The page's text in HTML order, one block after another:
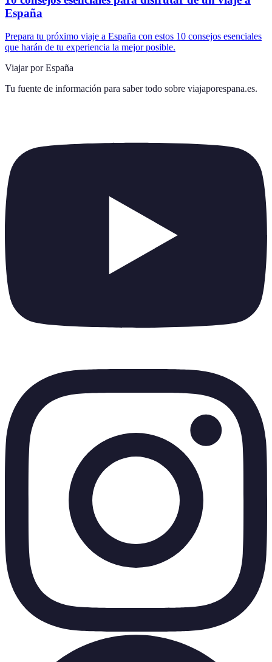
España
Prepara tu próximo viaje a España con estos 10 consejos esenciales
que harán de tu experiencia la mejor posible.
Viajar por España
Tu fuente de información para saber todo sobre viajaporespana.es.